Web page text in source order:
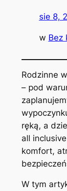
sie 8,
w Bez
Rodzinne
– pod
ręką, a
all
komfort,
W tym